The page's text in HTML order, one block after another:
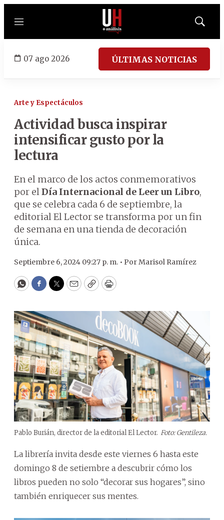
Menú
Mostrar
07 ago 2026 ÚLTIMAS NOTICIAS
Arte y Espectáculos
Actividad busca inspirar
intensificar gusto por la
lectura
En el marco de los actos conmemorativos
por elDía Internacional de Leer un Libro,
que se celebra cada 6 de septiembre, la
editorial El Lector se transforma por un fin
de semana en una tienda de decoración
única.
Septiembre 6, 2024 09:27 p. m. • PorMarisol Ramírez
WhatsApp
Facebook
Twitter
EmailCopyPrint
Pablo Burián, director de la editorial El Lector. Foto: Gentileza.
La librería invita desde este viernes 6 hasta este
domingo 8 de setiembre a descubrir cómo los
libros pueden no solo “decorar sus hogares”, sino
también enriquecer sus mentes.